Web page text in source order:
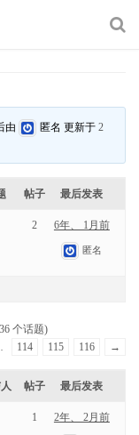
由 匿名 更新于2
帖子 最后发表
2 6年、 1月前
匿名
个话题)
114 115 116 →
帖子 最后发表
1 2年、 2月前